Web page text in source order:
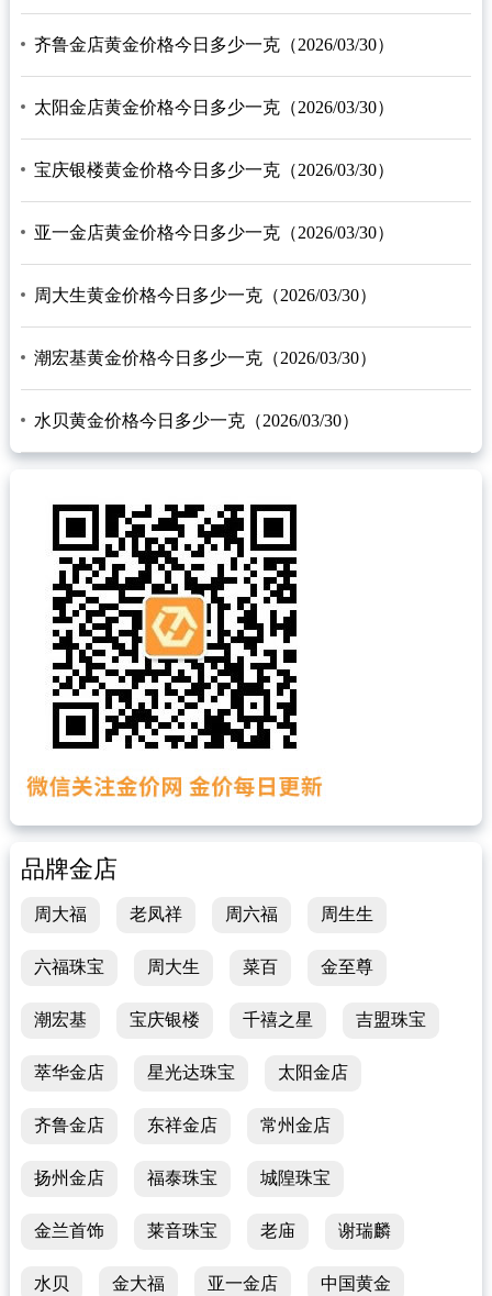
齐鲁金店黄金价格今日多少一克（2026/03/30）
太阳金店黄金价格今日多少一克（2026/03/30）
宝庆银楼黄金价格今日多少一克（2026/03/30）
亚一金店黄金价格今日多少一克（2026/03/30）
周大生黄金价格今日多少一克（2026/03/30）
潮宏基黄金价格今日多少一克（2026/03/30）
水贝黄金价格今日多少一克（2026/03/30）
品牌金店
周大福 老凤祥 周六福 周生生
六福珠宝 周大生 菜百 金至尊
潮宏基 宝庆银楼 千禧之星 吉盟珠宝
萃华金店 星光达珠宝 太阳金店
齐鲁金店 东祥金店 常州金店
扬州金店 福泰珠宝 城隍珠宝
金兰首饰 莱音珠宝 老庙 谢瑞麟
水贝 金大福 亚一金店 中国黄金